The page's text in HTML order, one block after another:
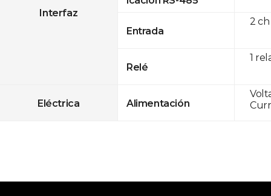
Interfaz
Entrada
Relé
Eléctrica Alimentación
2 ch
1